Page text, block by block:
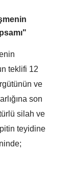
teklifi 12
ve
son
silah ve
teyidine